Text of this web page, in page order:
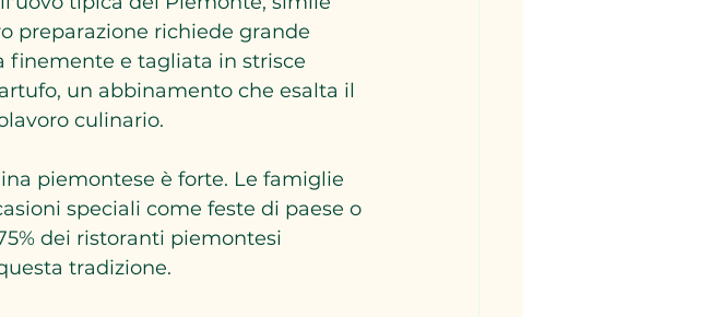
preparazione richiede grande
finemente e tagliata in strisce
un abbinamento che esalta il
culinario.
piemontese è forte. Le famiglie
speciali come feste di paese o
dei ristoranti piemontesi
tradizione.